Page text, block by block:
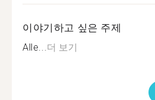
이야기하고 싶은 주제
Alle...더 보기